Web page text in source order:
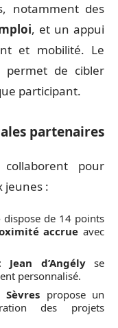
notamment des
, et un appui
et mobilité. Le
permet de cibler
participant.
partenaires
pour
jeunes :
dispose de 14 points
accrue avec
d’Angélyse
personnalisé.
propose un
des projets